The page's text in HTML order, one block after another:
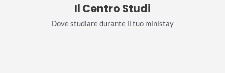
Il Centro Studi
Dove studiare durante il tuo ministay